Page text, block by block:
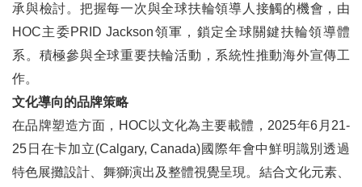
承與檢討。把握每一次與全球扶輪領導人接觸的機會，由
HOC主委PRID Jackson領軍，鎖定全球關鍵扶輪領導體
系。積極參與全球重要扶輪活動，系統性推動海外宣傳工
作。
文化導向的品牌策略
在品牌塑造方面，HOC以文化為主要載體，2025年6月21-
25日在卡加立(Calgary, Canada)國際年會中鮮明識別透過
特色展攤設計、舞獅演出及整體視覺呈現。結合文化元素、